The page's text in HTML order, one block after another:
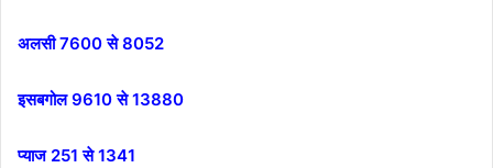
अलसी 7600 से 8052
इसबगोल 9610 से 13880
प्याज 251 से 1341